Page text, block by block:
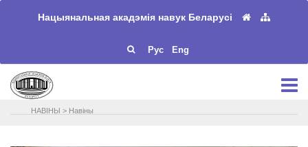
Нацыянальная акадэмія навук Беларусі
Рус Eng
НАВIНЫ > Навіны